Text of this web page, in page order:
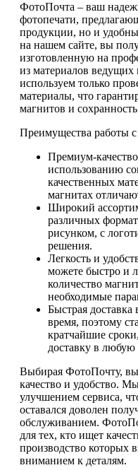
ФотоПочта – ваш
фотопечати,
продукции, но и
на нашем сайте, вы
изготовленную на
из материалов
используем только
материалы, что
магнитов и
Преимущества работы
Премиум-
использованию
качественных
магнитах
Широкий
различных
рисунком, с
решения.
Легкость и
можете быстро и
количество
необходимые
Быстрая
время, поэтому
кратчайшие
доставку в любую
Выбирая ФотоПочту,
качество и удобство.
улучшением сервиса,
оставался доволен
обслуживанием.
для тех, кто ищет
производство которых
вниманием к деталям.